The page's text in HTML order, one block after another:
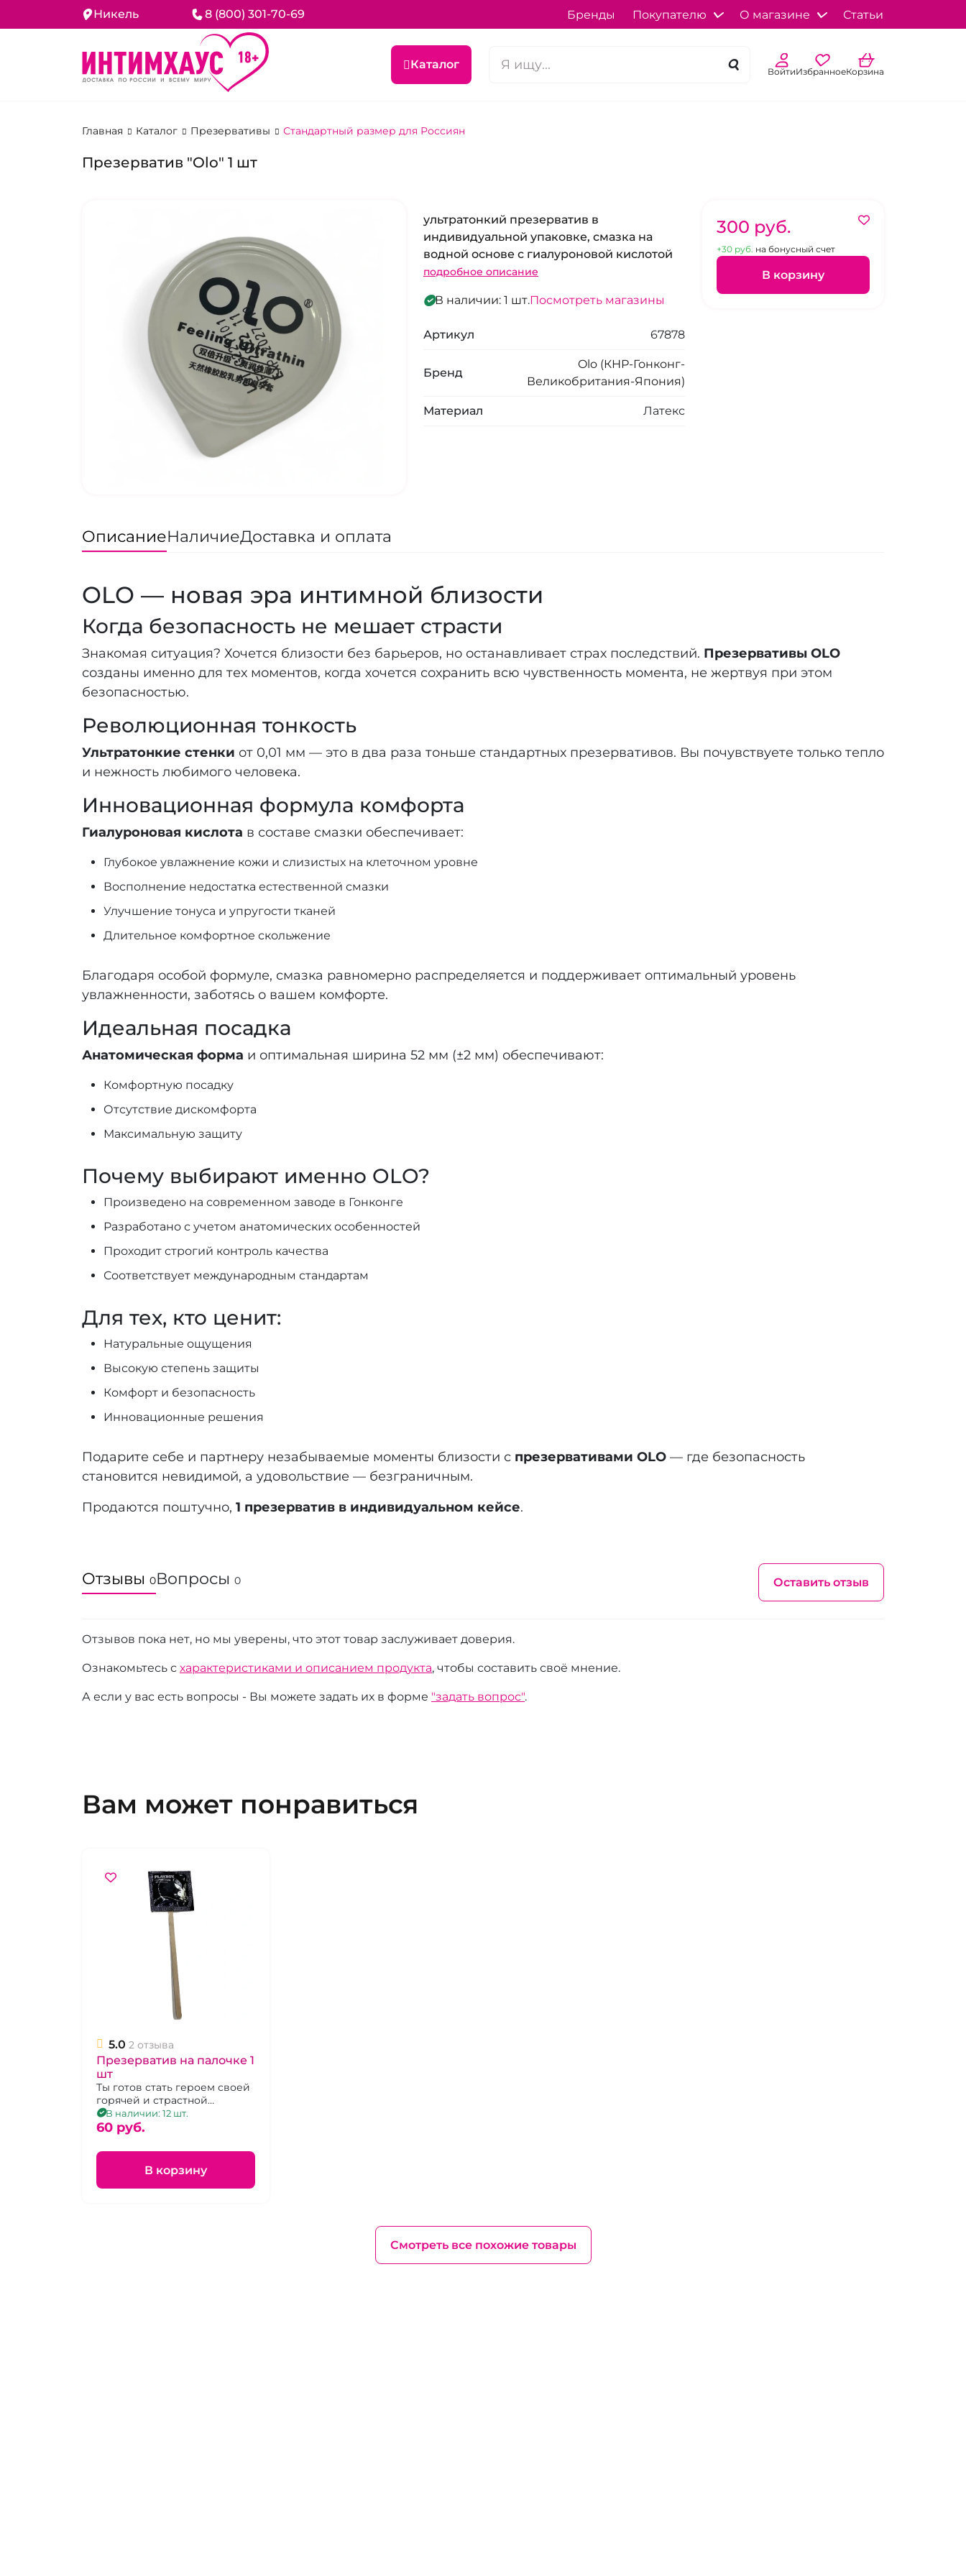
Никель 8 (800) 301-70-69 Бренды Покупателю О магазине Статьи
Каталог ВойтиИзбранноеКорзина
Главная Каталог Презервативы Стандартный размер для Россиян
Презерватив "Olo" 1 шт
ультратонкий презерватив в
индивидуальной упаковке, смазка на
водной основе с гиалуроновой кислотой
подробное описание
В наличии: 1 шт.Посмотреть магазины
Артикул 67878
Бренд
Olo (КНР-Гонконг-
Великобритания-Япония)
Материал Латекс
300 pуб.
+30 pуб. на бонусный счет
В корзину
ОписаниеНаличиеДоставка и оплата
OLO — новая эра интимной близости
Когда безопасность не мешает страсти
Знакомая ситуация? Хочется близости без барьеров, но останавливает страх последствий. Презервативы OLO
созданы именно для тех моментов, когда хочется сохранить всю чувственность момента, не жертвуя при этом
безопасностью.
Революционная тонкость
Ультратонкие стенки от 0,01 мм — это в два раза тоньше стандартных презервативов. Вы почувствуете только тепло
и нежность любимого человека.
Инновационная формула комфорта
Гиалуроновая кислота в составе смазки обеспечивает:
Глубокое увлажнение кожи и слизистых на клеточном уровне
Восполнение недостатка естественной смазки
Улучшение тонуса и упругости тканей
Длительное комфортное скольжение
Благодаря особой формуле, смазка равномерно распределяется и поддерживает оптимальный уровень
увлажненности, заботясь о вашем комфорте.
Идеальная посадка
Анатомическая форма и оптимальная ширина 52 мм (±2 мм) обеспечивают:
Комфортную посадку
Отсутствие дискомфорта
Максимальную защиту
Почему выбирают именно OLO?
Произведено на современном заводе в Гонконге
Разработано с учетом анатомических особенностей
Проходит строгий контроль качества
Соответствует международным стандартам
Для тех, кто ценит:
Натуральные ощущения
Высокую степень защиты
Комфорт и безопасность
Инновационные решения
Подарите себе и партнеру незабываемые моменты близости с презервативами OLO — где безопасность
становится невидимой, а удовольствие — безграничным.
Продаются поштучно, 1 презерватив в индивидуальном кейсе.
Отзывы 0Вопросы 0 Оставить отзыв
Отзывов пока нет, но мы уверены, что этот товар заслуживает доверия.
Ознакомьтесь с характеристиками и описанием продукта, чтобы составить своё мнение.
А если у вас есть вопросы - Вы можете задать их в форме "задать вопрос".
Вам может понравиться
5.0 2 отзыва
Презерватив на палочке 1
шт
Ты готов стать героем своей
горячей и страстной
истории? презервативы в
ассортименте (могут быть
разные фирмы, иногда
поставляются без палочки)
В наличии: 12 шт.
60 pуб.
В корзину
Смотреть все похожие товары